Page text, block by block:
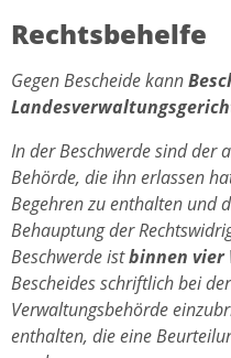
Rechtsbehelfe
Gegen Bescheide kann
In der Beschwerde sind der
Behörde, die ihn erlassen
Begehren zu enthalten und
Behauptung der
Beschwerde istbinnen vier
Bescheides schriftlich bei
Verwaltungsbehörde
enthalten, die eine